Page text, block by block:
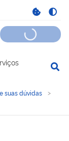
suas dúvidas